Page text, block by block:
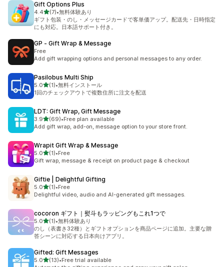
Gift Options Plus
4.45つ星中
(7)
合計レビュー数：7件
•無料体験あり
ギフト包装・のし・メッセージカードで客単価アップ。配送先・日時指定
にも対応。日本語サポート付き。
GP ‑ Gift Wrap & Message
Free
Add gift wrapping options and personal messages to any order.
Pasilobus Multi Ship
5.05つ星中
(1)
合計レビュー数：1件
•無料インストール
1回のチェックアウトで複数住所に注文を配送
LDT: Gift Wrap, Gift Message
3.95つ星中
(69)
合計レビュー数：69件
•Free plan available
Add gift wrap, add-on, message option to your store front.
Wrapit Gift Wrap & Message
5.05つ星中
(1)
合計レビュー数：1件
•Free
Gift wrap, message & receipt on product page & checkout
Giftie | Delightful Gifting
5.05つ星中
(1)
合計レビュー数：1件
•Free
Delightful video, audio and AI-generated gift messages.
cocoron ギフト｜熨斗もラッピングもこれ1つで
5.05つ星中
(1)
合計レビュー数：1件
•無料体験あり
のし（表書き32種）とギフトオプションを商品ページに追加。主要な贈
答シーンに対応する日本向けアプリ。
Gifted: Gift Messages
5.05つ星中
(13)
合計レビュー数：13件
•Free trial available